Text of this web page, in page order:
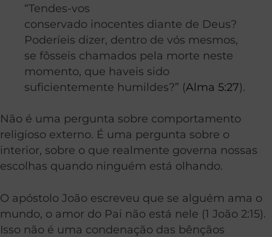
“Tendes-vos
conservado inocentes diante de Deus?
Poderíeis dizer, dentro de vós mesmos,
se fôsseis chamados pela morte neste
momento, que haveis sido
suficientemente humildes?” (Alma 5:27).
Não é uma pergunta sobre comportamento
religioso externo. É uma pergunta sobre o
interior, sobre o que realmente governa nossas
escolhas quando ninguém está olhando.
O apóstolo João escreveu que se alguém ama o
mundo, o amor do Pai não está nele (1 João 2:15).
Isso não é uma condenação das bênçãos